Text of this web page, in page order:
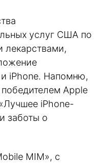
услуг США по
лекарствами,
и iPhone. Напомню,
Apple
iPhone-
заботы о
MIM», с